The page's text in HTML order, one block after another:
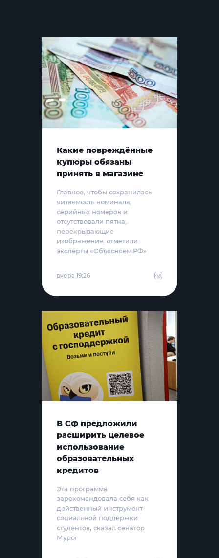
Какие повреждённые
купюры обязаны
принять в магазине
Главное, чтобы сохранилась
читаемость номинала,
серийных номеров и
отсутствовали пятна,
перекрывающие
изображение, отметили
эксперты «Объясняем.РФ»
вчера 19:26
В СФ предложили
расширить целевое
использование
образовательных
кредитов
Эта программа
зарекомендовала себя как
действенный инструмент
социальной поддержки
студентов, сказал сенатор
Мурог